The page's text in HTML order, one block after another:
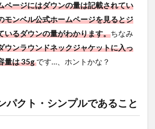
ページにはダウンの量は記載されてい
モンベル公式ホームページを見るとジ
いるダウンの量がわかります。ちなみ
ウンラウンドネックジャケットに入っ
量は 35g です…、ホントかな？
パクト・シンプルであること